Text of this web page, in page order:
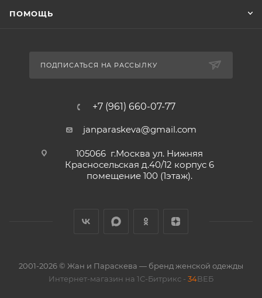
ПОМОЩЬ
ПОДПИСАТЬСЯ НА РАССЫЛКУ
+7 (961) 660-07-77
janparaskeva@gmail.com
105066 г.Москва ул. Нижняя
Красносельская д.40/12 корпус 6
помещение 100 (1этаж).
2001-2026 © Жан и Параскева — бренд женской одежды
Интернет-магазин на 1С-Битрикс - 34ВЕБ